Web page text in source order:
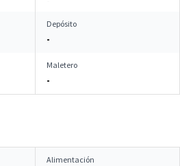
Depósito
-
Maletero
-
Alimentación